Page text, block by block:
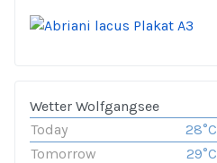
Wetter Wolfgangsee
Today
28°C
Tomorrow
29°C